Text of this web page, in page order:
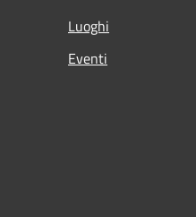
Luoghi
Eventi